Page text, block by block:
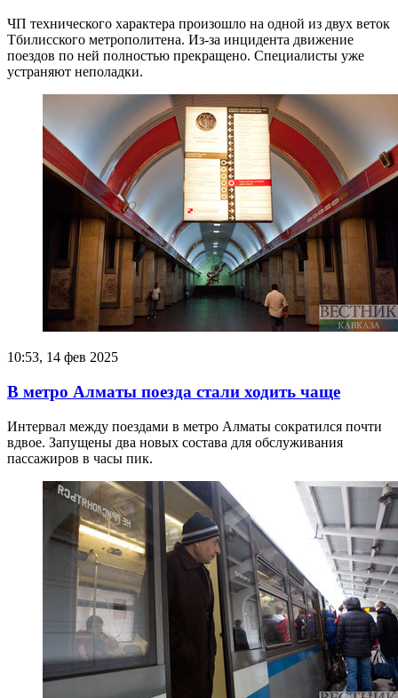
ЧП технического характера произошло на одной из двух веток
Тбилисского метрополитена. Из-за инцидента движение
поездов по ней полностью прекращено. Специалисты уже
устраняют неполадки.
10:53, 14 фев 2025
В метро Алматы поезда стали ходить чаще
Интервал между поездами в метро Алматы сократился почти
вдвое. Запущены два новых состава для обслуживания
пассажиров в часы пик.